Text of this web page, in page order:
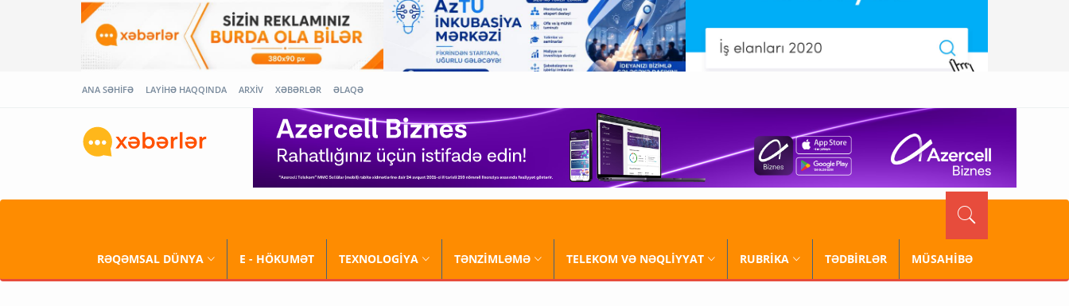
ANA SƏHİFƏ LAYİHƏ HAQQINDA ARXİV XƏBƏRLƏR ƏLAQƏ
RƏQƏMSAL DÜNYA E - HÖKUMƏT TEXNOLOGİYA TƏNZİMLƏMƏ TELEKOM VƏ NƏQLİYYAT RUBRİKA TƏDBİRLƏR MÜSAHİBƏ